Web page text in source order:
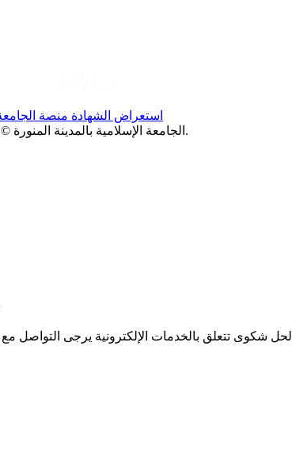
الجامعة الإسلامية بالمدينة المنورة © . جميع الحقوق محفوظة.
لحل شكوى تتعلق بالخدمات الإلكترونية يرجى التواصل مع